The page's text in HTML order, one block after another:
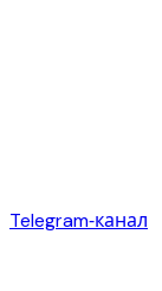
Telegram‑канал